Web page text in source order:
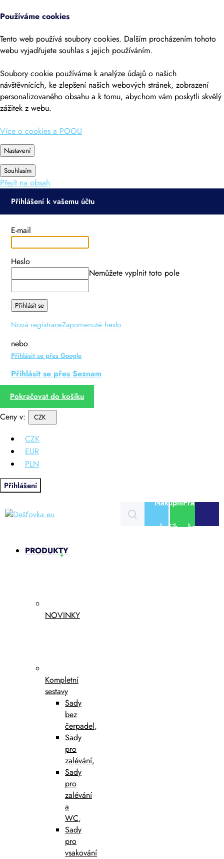
Používáme cookies
Tento web používá soubory cookies. Dalším procházením tohoto
webu vyjadřujete souhlas s jejich používáním.
Soubory cookie používáme k analýze údajů o našich
návštěvnících, ke zlepšení našich webových stránek, zobrazení
personalizovaného obsahu a k tomu, abychom vám poskytli skvělý
zážitek z webu.
Více o cookies a POOU
Nastavení
Souhlasím
Přejít na obsah
Přihlášení k vašemu účtu
E-mail
Heslo
Nemůžete vyplnit toto pole
Přihlásit se
Nová registraceZapomenuté heslo
nebo
Přihlásit se přes Google
Přihlásit se přes Seznam
Pokračovat do košíku
Ceny v: CZK
CZK
EUR
PLN
Přihlášení
Nákupní
košík
Prázdný
košík
PRODUKTY
NOVINKY
Kompletní
sestavy
Sady
bez
čerpadel,
Sady
pro
zalévání,
Sady
pro
zalévání
a
WC,
Sady
pro
vsakování